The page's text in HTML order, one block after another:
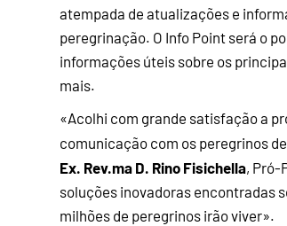
atempada de atualizações e
peregrinação. O Info Point será o
informações úteis sobre os
mais.
«Acolhi com grande satisfação a
comunicação com os peregrinos
Ex. Rev.ma D. Rino Fisichella, Pró-
soluções inovadoras encontradas
milhões de peregrinos irão viver».